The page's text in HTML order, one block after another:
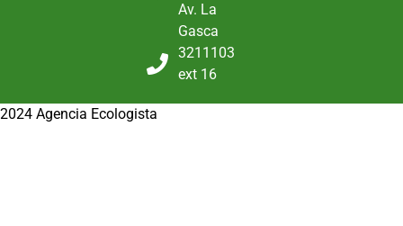
Av. La
Gasca
3211103
ext 16
2024 Agencia Ecologista